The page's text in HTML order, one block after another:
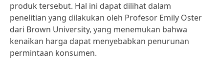
produk tersebut. Hal ini dapat dilihat dalam
penelitian yang dilakukan oleh Profesor Emily Oster
dari Brown University, yang menemukan bahwa
kenaikan harga dapat menyebabkan penurunan
permintaan konsumen.